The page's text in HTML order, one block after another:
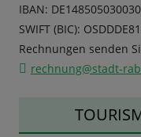
IBAN:
SWIFT (BIC):
Rechnungen senden
rechnung@stadt-